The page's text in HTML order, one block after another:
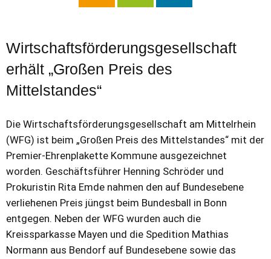
Wirtschaftsförderungsgesellschaft
erhält „Großen Preis des
Mittelstandes“
Die Wirtschaftsförderungsgesellschaft am Mittelrhein
(WFG) ist beim „Großen Preis des Mittelstandes“ mit der
Premier-Ehrenplakette Kommune ausgezeichnet
worden. Geschäftsführer Henning Schröder und
Prokuristin Rita Emde nahmen den auf Bundesebene
verliehenen Preis jüngst beim Bundesball in Bonn
entgegen. Neben der WFG wurden auch die
Kreissparkasse Mayen und die Spedition Mathias
Normann aus Bendorf auf Bundesebene sowie das